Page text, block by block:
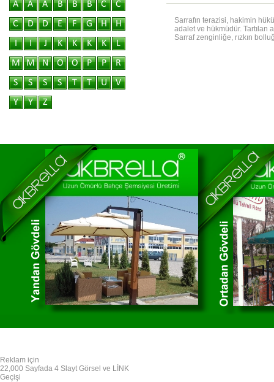
Sarrafın terazisi, hakimin
adalet ve hükmüdür. Tartılan
Sarraf zenginliğe, rızkın
Reklam için
22,000 Sayfada 4 Slayt Görsel ve LİNK
Geçişi